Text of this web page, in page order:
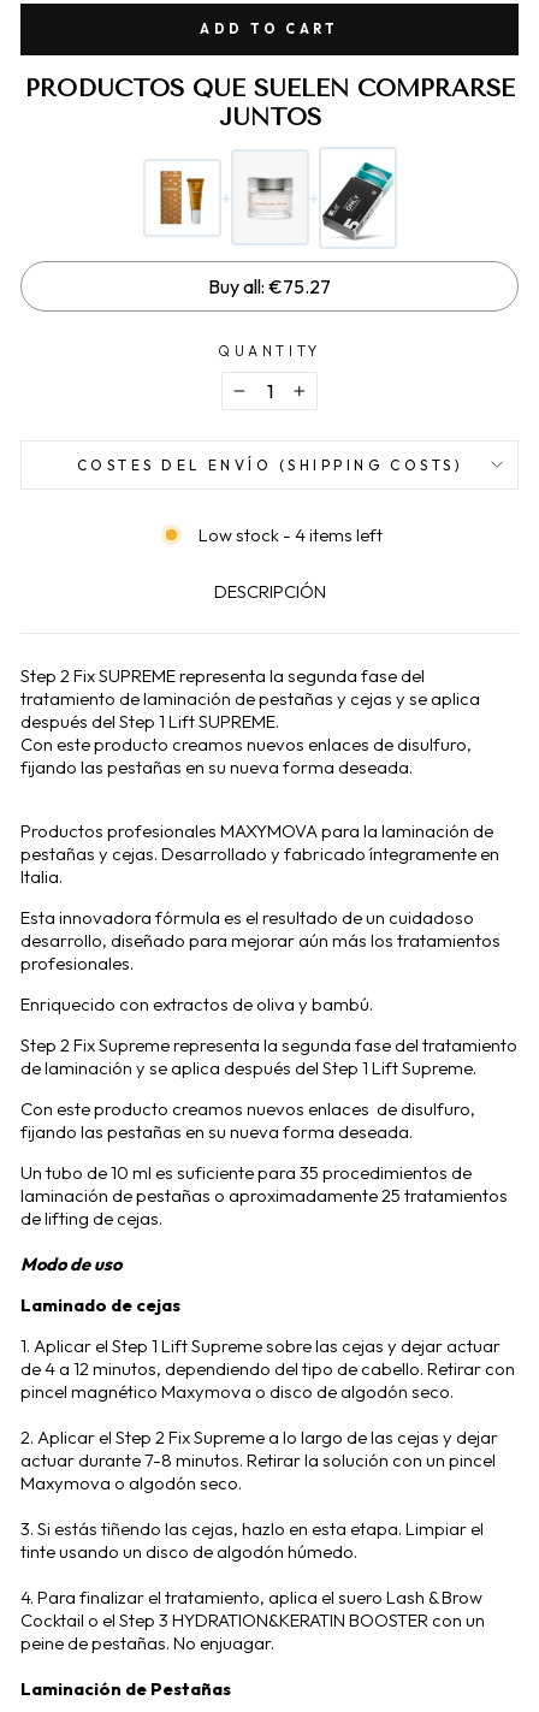
ADD TO CART
PRODUCTOS QUE SUELEN COMPRARSE
JUNTOS
+ +
Buy all: €75.27
QUANTITY
− +
COSTES DEL ENVÍO (SHIPPING COSTS)
Low stock - 4 items left
DESCRIPCIÓN
Step 2 Fix SUPREME representa la segunda fase del
tratamiento de laminación de pestañas y cejas y se aplica
después del Step 1 Lift SUPREME.
Con este producto creamos nuevos enlaces de disulfuro,
fijando las pestañas en su nueva forma deseada.
Productos profesionales MAXYMOVA para la laminación de
pestañas y cejas. Desarrollado y fabricado íntegramente en
Italia.
Esta innovadora fórmula es el resultado de un cuidadoso
desarrollo, diseñado para mejorar aún más los tratamientos
profesionales.
Enriquecido con extractos de oliva y bambú.
Step 2 Fix Supreme representa la segunda fase del tratamiento
de laminación y se aplica después del Step 1 Lift Supreme.
Con este producto creamos nuevos enlaces de disulfuro,
fijando las pestañas en su nueva forma deseada.
Un tubo de 10 ml es suficiente para 35 procedimientos de
laminación de pestañas o aproximadamente 25 tratamientos
de lifting de cejas.
Modo de uso
Laminado de cejas
1. Aplicar el Step 1 Lift Supreme sobre las cejas y dejar actuar
de 4 a 12 minutos, dependiendo del tipo de cabello. Retirar con
pincel magnético Maxymova o disco de algodón seco.
2. Aplicar el Step 2 Fix Supreme a lo largo de las cejas y dejar
actuar durante 7-8 minutos. Retirar la solución con un pincel
Maxymova o algodón seco.
3. Si estás tiñendo las cejas, hazlo en esta etapa. Limpiar el
tinte usando un disco de algodón húmedo.
4. Para finalizar el tratamiento, aplica el suero Lash & Brow
Cocktail o el Step 3 HYDRATION&KERATIN BOOSTER con un
peine de pestañas. No enjuagar.
Laminación de Pestañas